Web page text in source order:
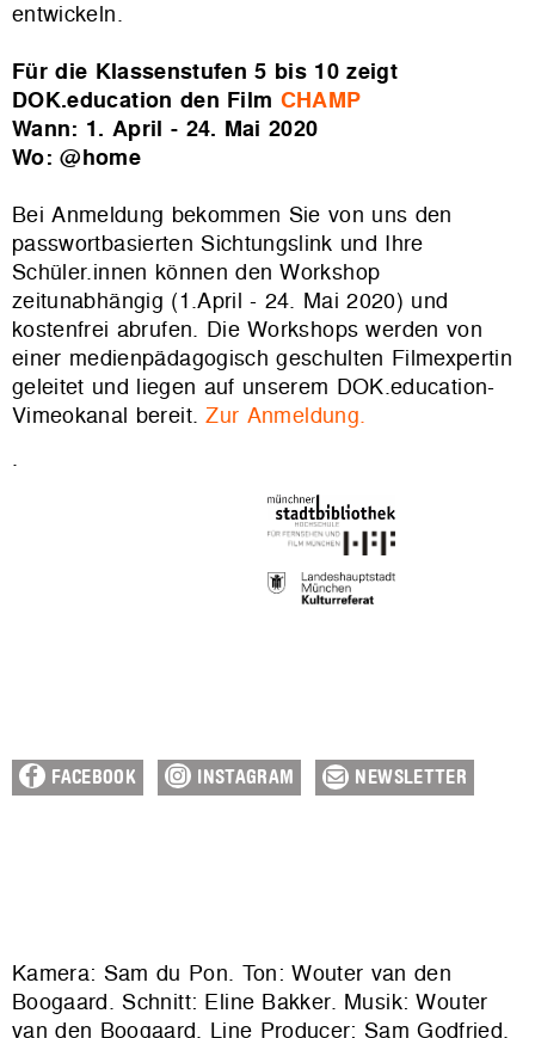
entwickeln.
Für die Klassenstufen 5 bis 10 zeigt
DOK.education den Film CHAMP
Wann: 1. April - 24. Mai 2020
Wo: @home
Bei Anmeldung bekommen Sie von uns den
passwortbasierten Sichtungslink und Ihre
Schüler.innen können den Workshop
zeitunabhängig (1.April - 24. Mai 2020) und
kostenfrei abrufen. Die Workshops werden von
einer medienpädagogisch geschulten Filmexpertin
geleitet und liegen auf unserem DOK.education-
Vimeokanal bereit.Zur Anmeldung.
.
FACEBOOK INSTAGRAM NEWSLETTER
Kamera: Sam du Pon. Ton: Wouter van den
Boogaard. Schnitt: Eline Bakker. Musik: Wouter
van den Boogaard. Line Producer: Sam Godfried.